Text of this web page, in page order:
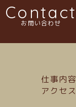
Contact
お問い合わせ
仕事内容
アクセス